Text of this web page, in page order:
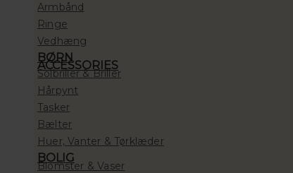
Armbånd
Ringe
Vedhæng
BØRN
ACCESSORIES
Solbriller & Briller
Hårpynt
Tasker
Bælter
Huer, Vanter & Tørklæder
BOLIG
Blomster & Vaser